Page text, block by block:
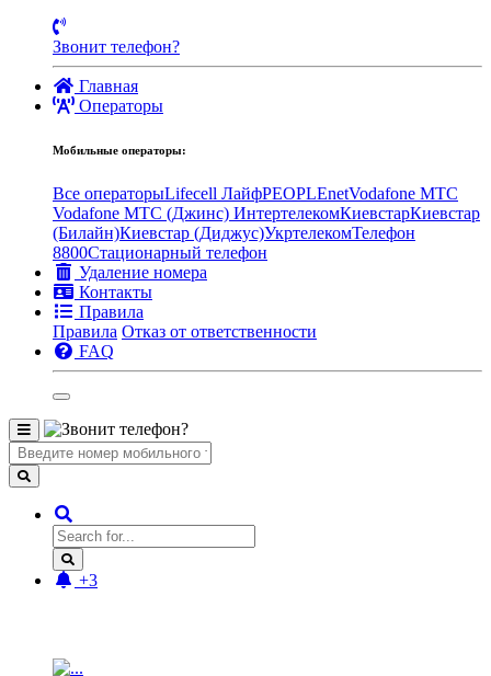
Звонит телефон?
Главная
Операторы
Мобильные операторы:
Все операторыLifecell ЛайфPEOPLEnetVodafone MTC
Vodafone МТС (Джинс) ИнтертелекомКиевстарКиевстар
(Билайн)Киевстар (Диджус)УкртелекомТелефон
8800Стационарный телефон
Удаление номера
Контакты
Правила
Правила Отказ от ответственности
FAQ
+3